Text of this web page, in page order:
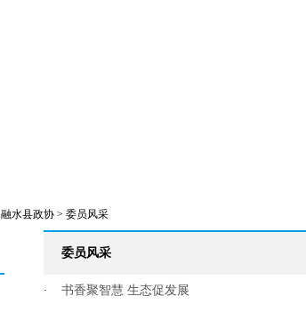
融水县政协 > 委员风采
委员风采
· 书香聚智慧 生态促发展